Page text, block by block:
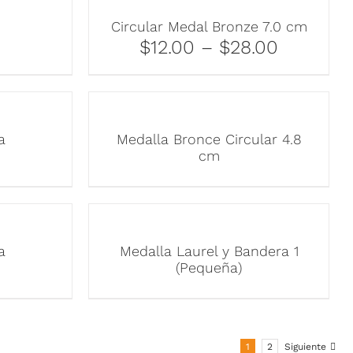
Circular Medal Bronze 7.0 cm
$12.00 – $28.00
Medalla Bronce Circular 4.8
cm
Medalla Laurel y Bandera 1
(Pequeña)
1 2 Siguiente